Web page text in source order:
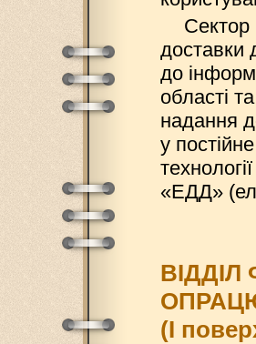
Сектор
доставки
до
області
надання
у
«ЕДД»
(І